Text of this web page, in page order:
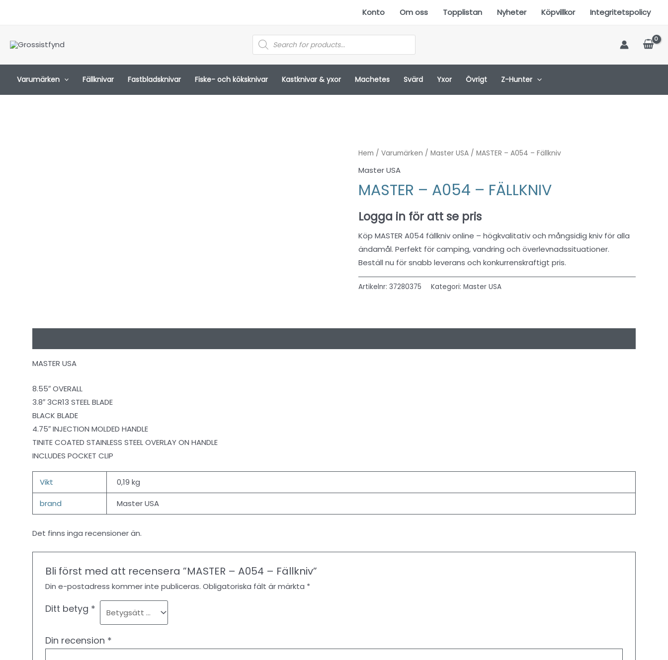
Konto Om oss Topplistan Nyheter Köpvillkor Integritetspolicy
Products
search
Varumärken Fällknivar Fastbladsknivar Fiske- och köksknivar Kastknivar & yxor Machetes Svärd Yxor Övrigt Z-Hunter
Hem / Varumärken / Master USA/ MASTER – A054 – Fällkniv
Master USA
MASTER – A054 – FÄLLKNIV
Logga in för att se pris
Köp MASTER A054 fällkniv online – högkvalitativ och mångsidig kniv för alla
ändamål. Perfekt för camping, vandring och överlevnadssituationer.
Beställ nu för snabb leverans och konkurrenskraftigt pris.
Artikelnr: 37280375 Kategori: Master USA
MASTER USA
8.55″ OVERALL
3.8″ 3CR13 STEEL BLADE
BLACK BLADE
4.75″ INJECTION MOLDED HANDLE
TINITE COATED STAINLESS STEEL OVERLAY ON HANDLE
INCLUDES POCKET CLIP
Vikt 0,19 kg
brand Master USA
Det finns inga recensioner än.
Bli först med att recensera ”MASTER – A054 – Fällkniv”
Din e-postadress kommer inte publiceras. Obligatoriska fält är märkta *
Ditt betyg *
Din recension *